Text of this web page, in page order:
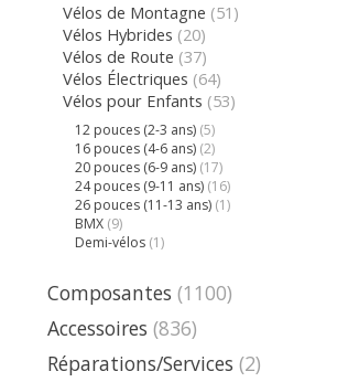
Vélos de Montagne (51)
Vélos Hybrides (20)
Vélos de Route (37)
Vélos Électriques (64)
Vélos pour Enfants (53)
12 pouces (2-3 ans) (5)
16 pouces (4-6 ans) (2)
20 pouces (6-9 ans) (17)
24 pouces (9-11 ans) (16)
26 pouces (11-13 ans) (1)
BMX (9)
Demi-vélos (1)
Composantes (1100)
Accessoires (836)
Réparations/Services (2)